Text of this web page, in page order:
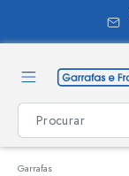
Garrafas